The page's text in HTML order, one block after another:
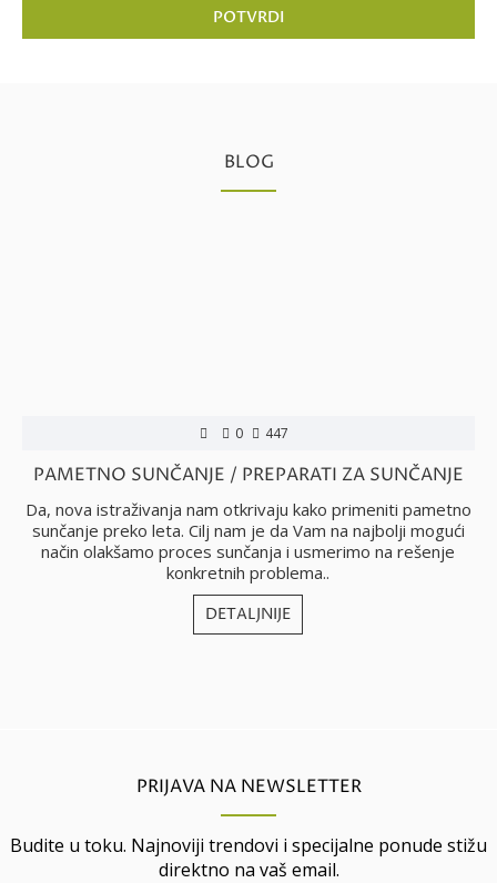
POTVRDI
BLOG
0 447
PAMETNO SUNČANJE / PREPARATI ZA SUNČANJE
Da, nova istraživanja nam otkrivaju kako primeniti pametno
sunčanje preko leta. Cilj nam je da Vam na najbolji mogući
način olakšamo proces sunčanja i usmerimo na rešenje
konkretnih problema..
DETALJNIJE
PRIJAVA NA NEWSLETTER
Budite u toku. Najnoviji trendovi i specijalne ponude stižu
direktno na vaš email.